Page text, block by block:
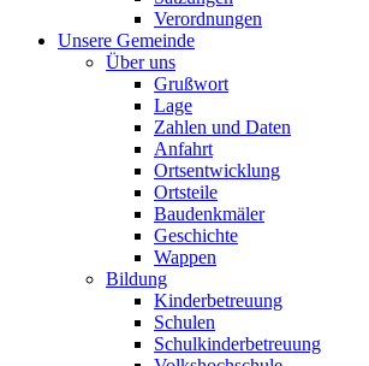
Verordnungen
Unsere Gemeinde
Über uns
Grußwort
Lage
Zahlen und Daten
Anfahrt
Ortsentwicklung
Ortsteile
Baudenkmäler
Geschichte
Wappen
Bildung
Kinderbetreuung
Schulen
Schulkinderbetreuung